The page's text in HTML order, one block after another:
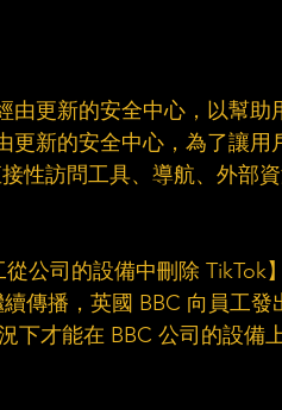
由更新的安全中心，以幫助
更新的安全中心，為了讓
性訪問工具、導航、外部
從公司的設備中刪除 TikTok】
傳播，英國 BBC 向員工
下才能在 BBC 公司的設備